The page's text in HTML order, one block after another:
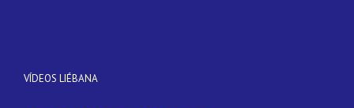
VÍDEOS LIÉBANA